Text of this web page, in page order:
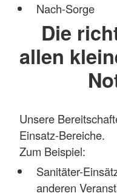
Nach-Sorge
Die
allen
Unsere
Einsatz-Bereiche.
Zum Beispiel:
Sanitäter-
anderen